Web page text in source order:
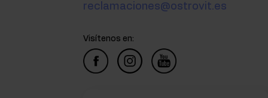
reclamaciones@ostrovit.es
Visítenos en: